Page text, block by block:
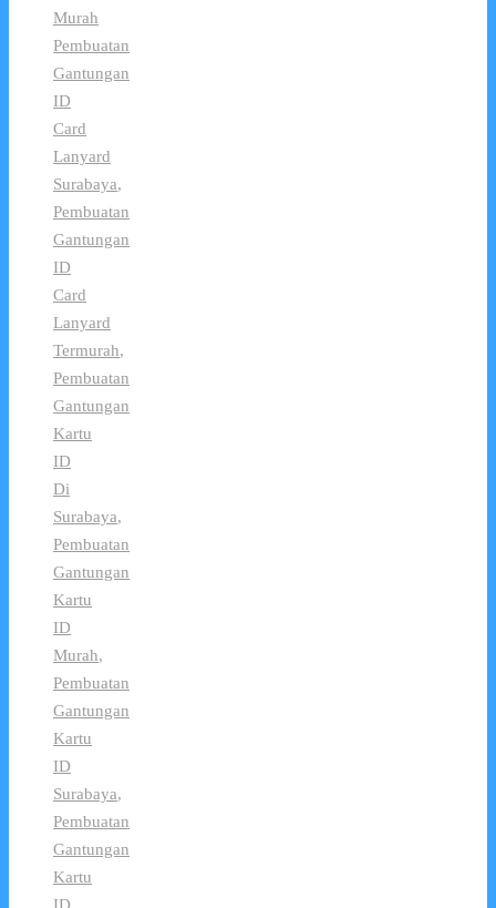
Murah
Pembuatan
Gantungan
ID
Card
Lanyard
Surabaya,
Pembuatan
Gantungan
ID
Card
Lanyard
Termurah,
Pembuatan
Gantungan
Kartu
ID
Di
Surabaya,
Pembuatan
Gantungan
Kartu
ID
Murah,
Pembuatan
Gantungan
Kartu
ID
Surabaya,
Pembuatan
Gantungan
Kartu